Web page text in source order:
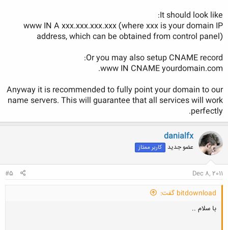
It should look like:
www IN A xxx.xxx.xxx.xxx (where xxx is your domain IP
address, which can be obtained from control panel)
Or you may also setup CNAME record:
www IN CNAME yourdomain.com.
Anyway it is recommended to fully point your domain to our
name servers. This will guarantee that all services will work
perfectly.
danialfx
عضو جدید کاربر ممتاز
Dec 8, 2011
#5
bitdownload گفت:
با سلام ..